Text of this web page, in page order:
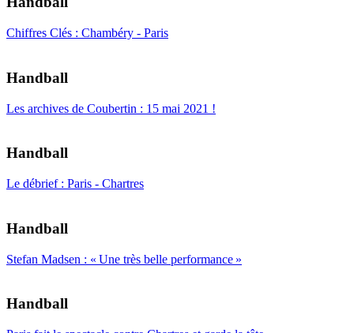
Chiffres Clés : Chambéry - Paris
Handball
Les archives de Coubertin : 15 mai 2021 !
Handball
Le débrief : Paris - Chartres
Handball
Stefan Madsen : « Une très belle performance »
Handball